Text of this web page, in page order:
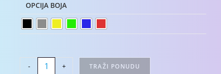
OPCIJA BOJA
- + TRAŽI PONUDU